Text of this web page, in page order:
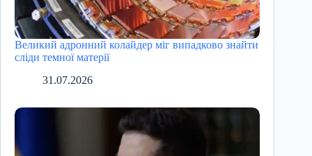
Великий адронний колайдер міг випадково знайти
сліди темної матерії
31.07.2026